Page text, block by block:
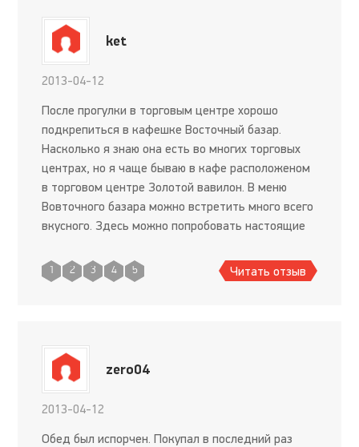
ket
2013-04-12
После прогулки в торговым центре хорошо
подкрепиться в кафешке Восточный базар.
Насколько я знаю она есть во многих торговых
центрах, но я чаще бываю в кафе расположеном
в торговом центре Золотой вавилон. В меню
Вовточного базара можно встретить много всего
вкусного. Здесь можно попробовать настоящие
блюд, то я беру шаурму. Ш
1 2 3 4 5 Читать отзыв
zero04
2013-04-12
Обед был испорчен. Покупал в последний раз